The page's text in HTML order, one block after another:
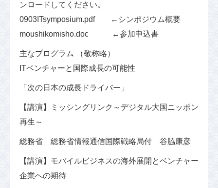
ンロードしてください。
0903ITsymposium.pdf ←シンポジウム概要
moushikomisho.doc ←参加申込書
主なプログラム （敬称略）
ITベンチャーと国際成長の可能性
「次の日本の成長ドライバー」
【講演】ミッシングリンク～デジタル大国ニッポン
再生～
総務省 総務省情報通信国際戦略局付 谷脇康彦
【講演】モバイルビジネスの海外展開とベンチャー
企業への期待